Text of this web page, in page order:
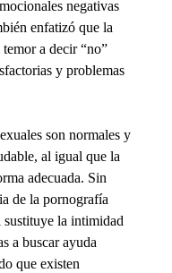
negativas
enfatizó que la
a decir “no”
y problemas
son normales y
al igual que la
adecuada. Sin
de la pornografía
sustituye la intimidad
a buscar ayuda
que existen